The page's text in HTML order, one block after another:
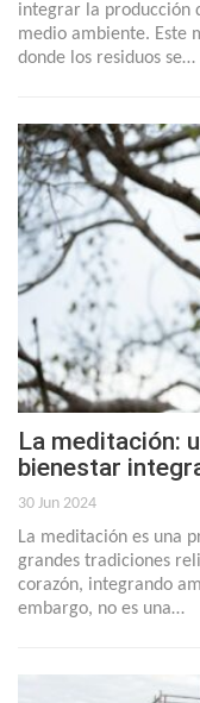
integrar la producción
medio ambiente. Este
donde los residuos se…
La meditación:
bienestar
30 Jun 2024
La meditación es una
grandes tradiciones
corazón, integrando
embargo, no es una…